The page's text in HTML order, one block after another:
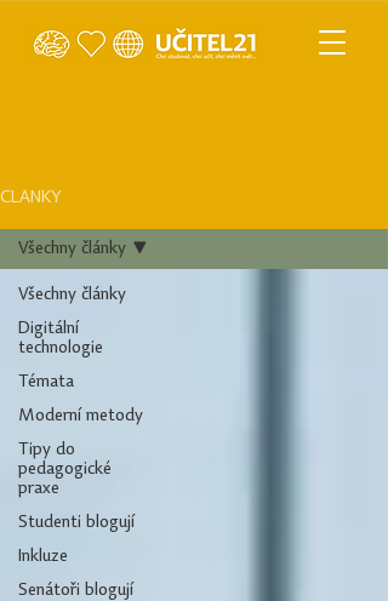
ČLÁNKY
Všechny články
Digitální
technologie
Témata
Moderní metody
Tipy do
pedagogické
praxe
Studenti blogují
Inkluze
Senátoři blogují
Všechny články